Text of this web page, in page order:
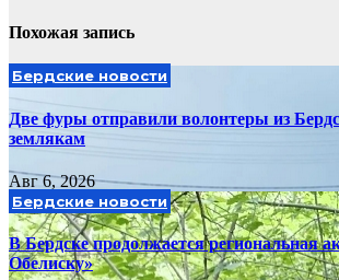
Похожая запись
Бердские новости
Две фуры отправили волонтеры из
землякам
Авг 6, 2026
Бердские новости
В Бердске продолжается региональная
Обелиску»